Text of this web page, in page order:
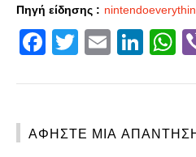
Πηγή είδησης :
Facebook
Twitter
Email
ΑΦΉΣΤΕ ΜΙΑ